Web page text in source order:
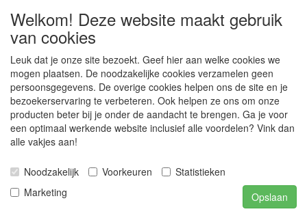
Beier IR-Senderdiode für USM-RC2-3, SFR1
Voor infrarood lichtmodul Zender diode op USM-RC(2-3) naar
?
€ 4.95
Welkom! Deze website maakt gebruik
van cookies
Leuk dat je onze site bezoekt. Geef hier aan welke cookies we
mogen plaatsen. De noodzakelijke cookies verzamelen geen
persoonsgegevens. De overige cookies helpen ons de site en je
bezoekerservaring te verbeteren. Ook helpen ze ons om onze
producten beter bij je onder de aandacht te brengen. Ga je voor
een optimaal werkende website inclusief alle voordelen? Vink dan
alle vakjes aan!
Noodzakelijk Voorkeuren
Statistieken
Marketing
Opslaan